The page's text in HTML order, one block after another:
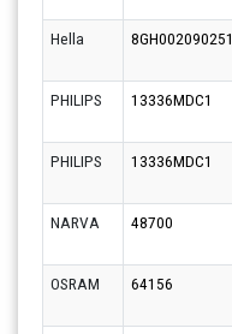
Hella 8GH002090251
PHILIPS 13336MDC1
PHILIPS
13336MDC1
NARVA 48700
OSRAM
64156